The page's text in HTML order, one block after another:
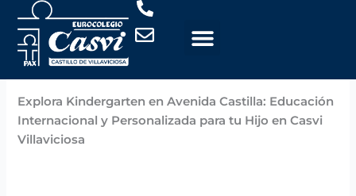
contenido
Por
Casvi/noviembre 6, 2024
Explora Kindergarten en Avenida Castilla: Educación
Internacional y Personalizada para tu Hijo en Casvi
Villaviciosa